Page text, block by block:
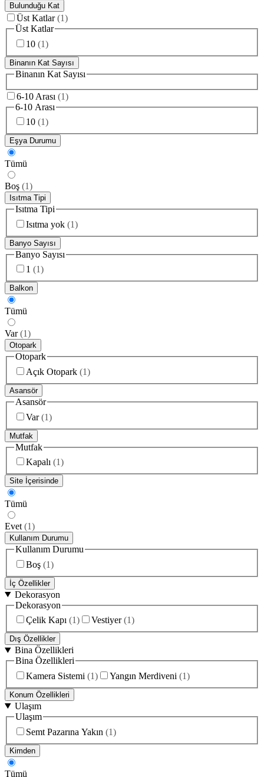
Bulunduğu Kat
Üst Katlar (1)
Üst Katlar
10 (1)
Binanın Kat Sayısı
Binanın Kat Sayısı
6-10 Arası (1)
6-10 Arası
10 (1)
Eşya Durumu
Tümü
Boş (1)
Isıtma Tipi
Isıtma Tipi
Isıtma yok (1)
Banyo Sayısı
Banyo Sayısı
1 (1)
Balkon
Tümü
Var (1)
Otopark
Otopark
Açık Otopark (1)
Asansör
Asansör
Var (1)
Mutfak
Mutfak
Kapalı (1)
Site İçerisinde
Tümü
Evet (1)
Kullanım Durumu
Kullanım Durumu
Boş (1)
İç Özellikler
Dekorasyon
Dekorasyon
Çelik Kapı (1) Vestiyer (1)
Dış Özellikler
Bina Özellikleri
Bina Özellikleri
Kamera Sistemi (1) Yangın Merdiveni (1)
Konum Özellikleri
Ulaşım
Ulaşım
Semt Pazarına Yakın (1)
Kimden
Tümü